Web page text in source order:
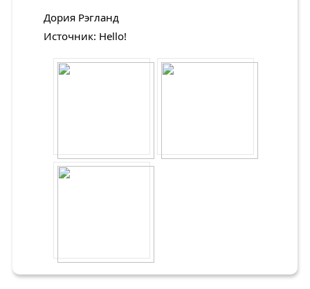
Дория Рэгланд
Источник: Hello!